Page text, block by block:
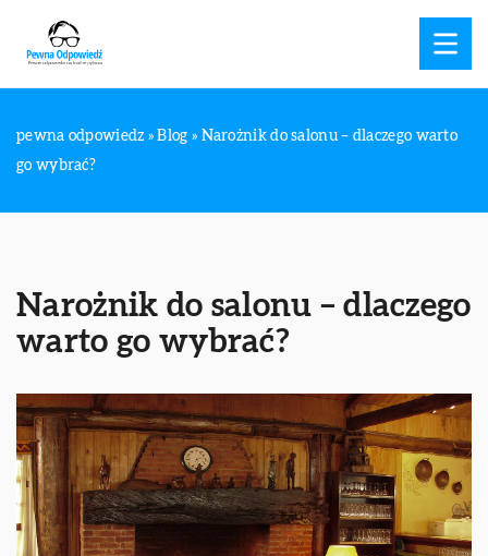
pewna odpowiedz »Blog » Narożnik do salonu – dlaczego warto
go wybrać?
Narożnik do salonu – dlaczego
warto go wybrać?